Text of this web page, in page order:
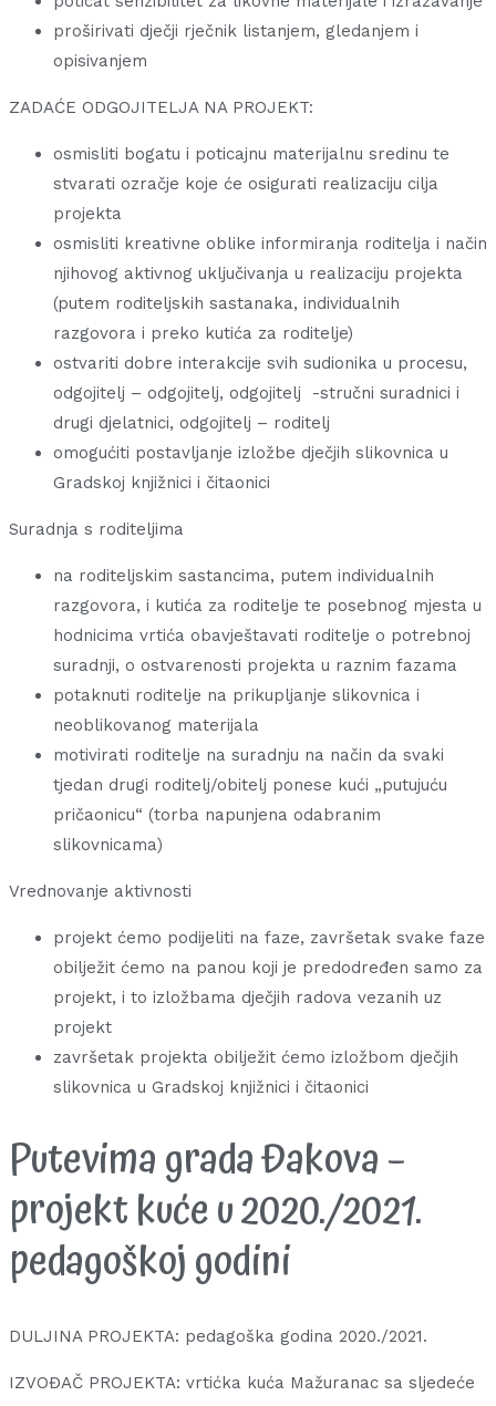
proširivati dječji rječnik listanjem, gledanjem i
opisivanjem
ZADAĆE ODGOJITELJA NA PROJEKT:
osmisliti bogatu i poticajnu materijalnu sredinu te
stvarati ozračje koje će osigurati realizaciju cilja
projekta
osmisliti kreativne oblike informiranja roditelja i način
njihovog aktivnog uključivanja u realizaciju projekta
(putem roditeljskih sastanaka, individualnih
razgovora i preko kutića za roditelje)
ostvariti dobre interakcije svih sudionika u procesu,
odgojitelj – odgojitelj, odgojitelj -stručni suradnici i
drugi djelatnici, odgojitelj – roditelj
omogućiti postavljanje izložbe dječjih slikovnica u
Gradskoj knjižnici i čitaonici
Suradnja s roditeljima
na roditeljskim sastancima, putem individualnih
razgovora, i kutića za roditelje te posebnog mjesta u
hodnicima vrtića obavještavati roditelje o potrebnoj
suradnji, o ostvarenosti projekta u raznim fazama
potaknuti roditelje na prikupljanje slikovnica i
neoblikovanog materijala
motivirati roditelje na suradnju na način da svaki
tjedan drugi roditelj/obitelj ponese kući „putujuću
pričaonicu“ (torba napunjena odabranim
slikovnicama)
Vrednovanje aktivnosti
projekt ćemo podijeliti na faze, završetak svake faze
obilježit ćemo na panou koji je predodređen samo za
projekt, i to izložbama dječjih radova vezanih uz
projekt
završetak projekta obilježit ćemo izložbom dječjih
slikovnica u Gradskoj knjižnici i čitaonici
Putevima grada Đakova –
projekt kuće u 2020./2021.
pedagoškoj godini
DULJINA PROJEKTA: pedagoška godina 2020./2021.
IZVOĐAČ PROJEKTA: vrtićka kuća Mažuranac sa sljedeće